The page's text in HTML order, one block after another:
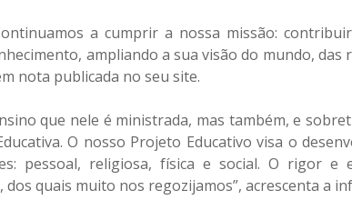
a cumprir a nossa missão:
ampliando a sua visão do mundo, das
nota publicada no seu site.
que nele é ministrada, mas também, e
O nosso Projeto Educativo visa o
pessoal, religiosa, física e social. O rigor e
quais muito nos regozijamos”, acrescenta a